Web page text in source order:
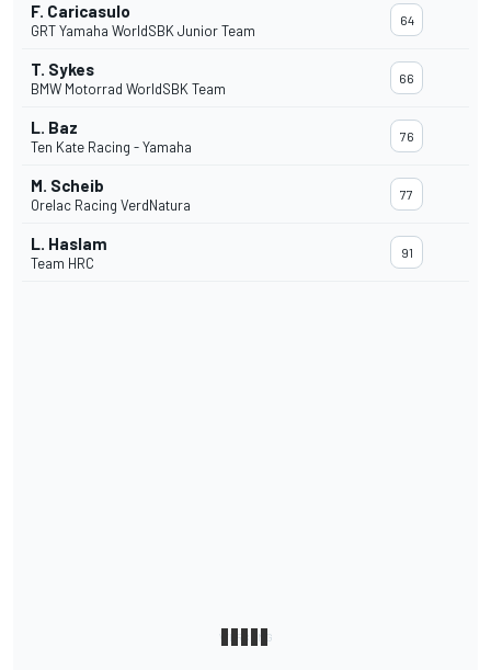
F. Caricasulo
GRT Yamaha WorldSBK Junior Team
64
T. Sykes
BMW Motorrad WorldSBK Team
66
L. Baz
Ten Kate Racing - Yamaha
76
M. Scheib
Orelac Racing VerdNatura
77
L. Haslam
Team HRC
91